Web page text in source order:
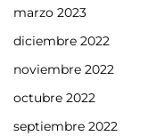
marzo 2023
diciembre 2022
noviembre 2022
octubre 2022
septiembre 2022